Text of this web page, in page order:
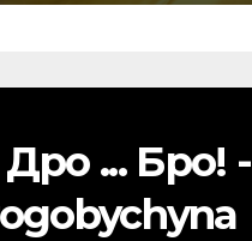
... Бро! -